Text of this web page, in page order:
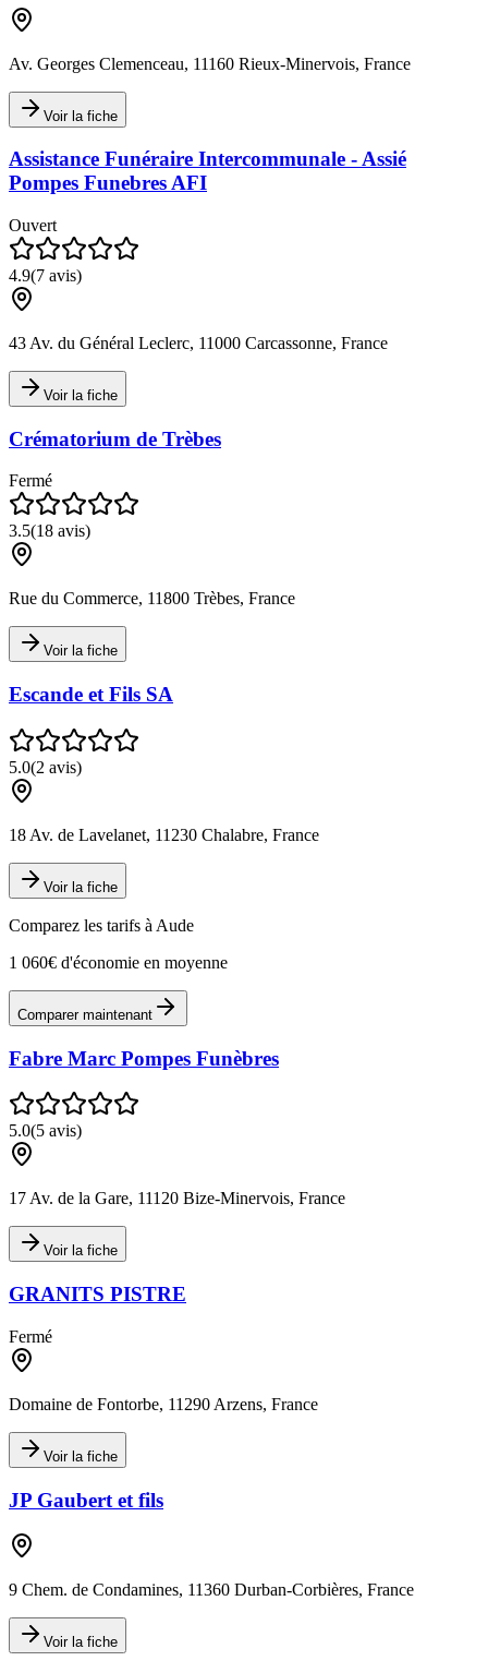
Av. Georges Clemenceau, 11160 Rieux-Minervois, France
Voir la fiche
Assistance Funéraire Intercommunale - Assié
Pompes Funebres AFI
Ouvert
4.9(7 avis)
43 Av. du Général Leclerc, 11000 Carcassonne, France
Voir la fiche
Crématorium de Trèbes
Fermé
3.5(18 avis)
Rue du Commerce, 11800 Trèbes, France
Voir la fiche
Escande et Fils SA
5.0(2 avis)
18 Av. de Lavelanet, 11230 Chalabre, France
Voir la fiche
Comparez les tarifs à Aude
1 060€ d'économie en moyenne
Comparer maintenant
Fabre Marc Pompes Funèbres
5.0(5 avis)
17 Av. de la Gare, 11120 Bize-Minervois, France
Voir la fiche
GRANITS PISTRE
Fermé
Domaine de Fontorbe, 11290 Arzens, France
Voir la fiche
JP Gaubert et fils
9 Chem. de Condamines, 11360 Durban-Corbières, France
Voir la fiche